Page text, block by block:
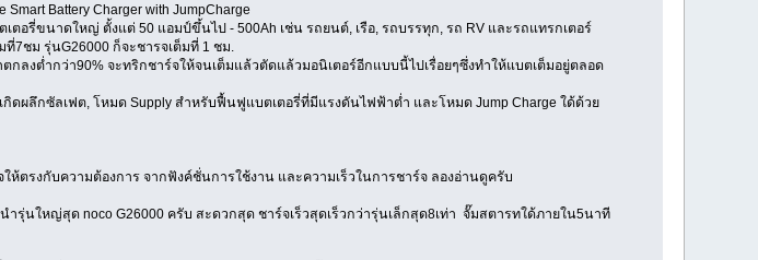
Smart Battery Charger with JumpCharge
ตอรี่ขนาดใหญ่ ตั้งแต่ 50 แอมป์ขึ้นไป - 500Ah เช่น รถยนต์, เรือ, รถบรรทุก, รถ RV และรถแทรกเตอร์
ที่7ชม รุ่นG26000 ก็จะชารจเต็มที่ 1 ชม.
กลงต่ำกว่า90% จะทริกชาร์จให้จนเต็มแล้วตัดแล้วมอนิเตอร์อีกแบบนี้ไปเรื่อยๆซึ่งทำให้แบตเต็มอยู่ตลอด
ดผลึกซัลเฟต, โหมด Supply สำหรับฟื้นฟูแบตเตอรี่ที่มีแรงดันไฟฟ้าต่ำ และโหมด Jump Charge ใด้ด้วย
ห้ตรงกับความต้องการ จากฟังค์ชั่นการใช้งาน และความเร็วในการชาร์จ ลองอ่านดูครับ
ำรุ่นใหญ่สุด noco G26000 ครับ สะดวกสุด ชาร์จเร็วสุดเร็วกว่ารุ่นเล็กสุด8เท่า จั๊มสตารทใด้ภายใน5นาที